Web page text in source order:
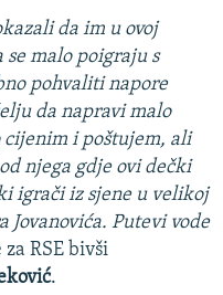
da im u ovoj
malo poigraju s
pohvaliti napore
da napravi malo
cijenim i poštujem, ali
njega gdje ovi dečki
igrači iz sjene u velikoj
Putevi vode
za RSE bivši
.